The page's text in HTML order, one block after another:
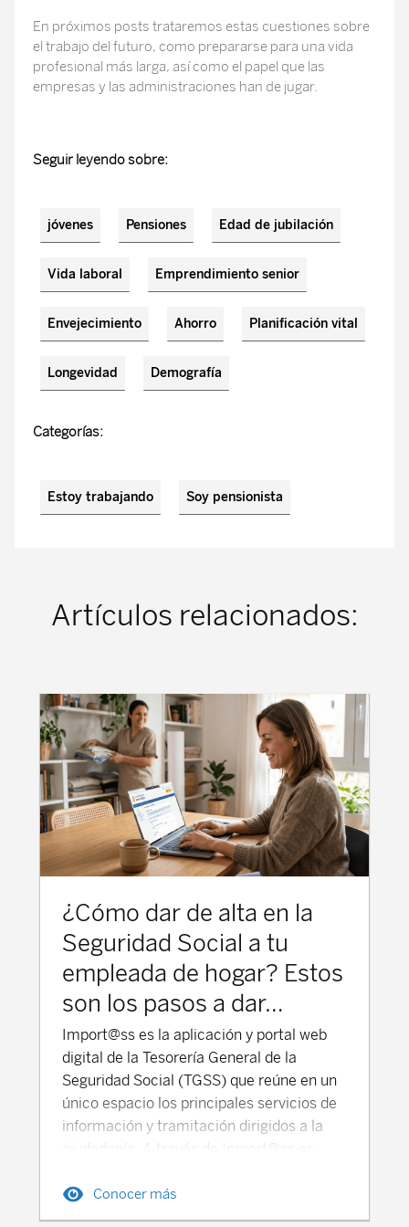
En próximos posts trataremos estas cuestiones sobre
el trabajo del futuro, como prepararse para una vida
profesional más larga, así como el papel que las
empresas y las administraciones han de jugar.
Seguir leyendo sobre:
jóvenes Pensiones Edad de jubilación
Vida laboral Emprendimiento senior
Envejecimiento Ahorro Planificación vital
Longevidad Demografía
Categorías:
Estoy trabajando Soy pensionista
Artículos relacionados:
¿Cómo dar de alta en la
Seguridad Social a tu
empleada de hogar? Estos
son los pasos a dar…
Import@ss es la aplicación y portal web
digital de la Tesorería General de la
Seguridad Social (TGSS) que reúne en un
único espacio los principales servicios de
información y tramitación dirigidos a la
ciudadanía. A través de Import@ss es
como la vida laboral, las bases de
cotización o el número de la Seguridad
Conocer más